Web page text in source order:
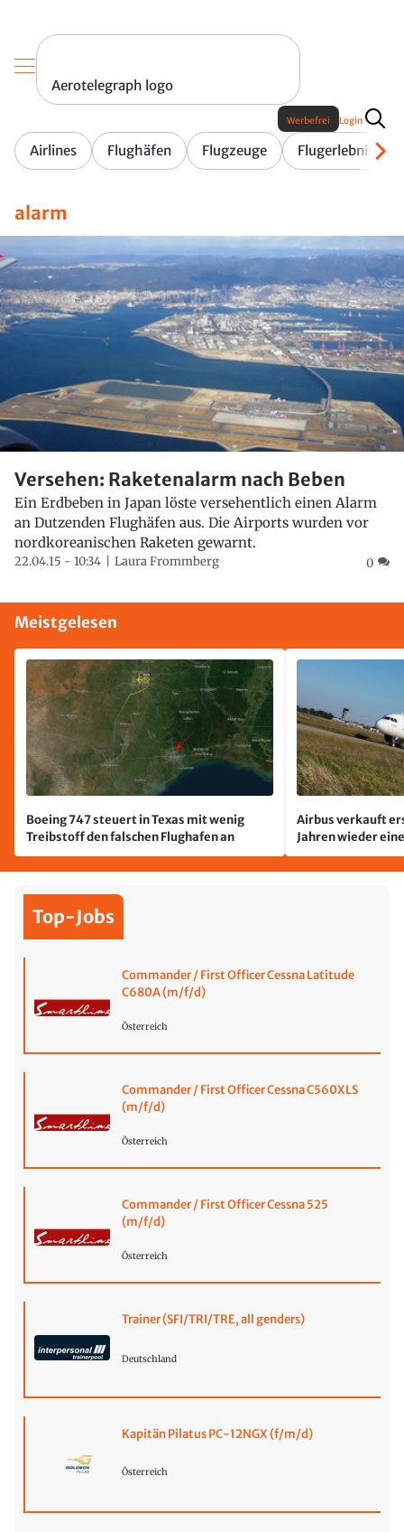
Aerotelegraph logo
Airlines Flughäfen Flugzeuge Flugerlebnis
Werbefrei Login
alarm
Versehen: Raketenalarm nach Beben
Ein Erdbeben in Japan löste versehentlich einen Alarm
an Dutzenden Flughäfen aus. Die Airports wurden vor
nordkoreanischen Raketen gewarnt.
22.04.15 - 10:34 Laura Frommberg 0
Meistgelesen
Boeing 747 steuert in Texas mit wenig
Treibstoff den falschen Flughafen an
Airbus verkauft
Jahren wieder
Top-Jobs
Commander / First Officer Cessna Latitude
C680A (m/f/d)
Österreich
Commander / First Officer Cessna C560XLS
(m/f/d)
Österreich
Commander / First Officer Cessna 525
(m/f/d)
Österreich
Trainer (SFI/TRI/TRE, all genders)
Deutschland
Kapitän Pilatus PC-12NGX (f/m/d)
Österreich